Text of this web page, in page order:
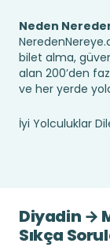
Neden
bilet alma,
alan 200’den
ve her yerde
İyi Yolculuklar
Diyadin →
Sıkça